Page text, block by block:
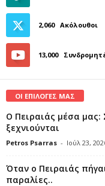
2,060 Ακόλουθοι
13,000
ΟΙ ΕΠΙΛΟΓΕΣ ΜΑΣ
Ο Πειραιάς μέσα μας:
ξεχνιούνται
Petros Psarras - Ιούλ 23,
Όταν ο Πειραιάς
παραλίες..